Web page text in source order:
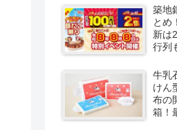
口コ
切れ
築地
とめ
新は
行列
牛乳
けん
布の
箱！